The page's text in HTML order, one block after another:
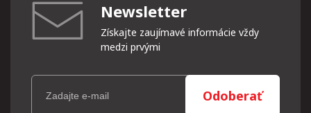
Newsletter
Získajte zaujímavé informácie vždy
medzi prvými
Odoberať